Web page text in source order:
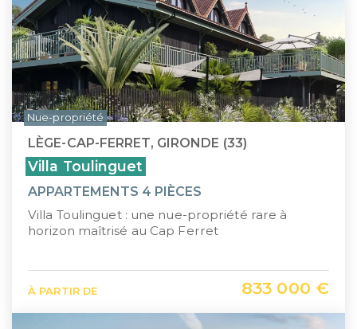
LÈGE-CAP-FERRET, GIRONDE (33)
Villa Toulinguet
APPARTEMENTS 4 PIÈCES
Villa Toulinguet : une nue-propriété rare à
horizon maîtrisé au Cap Ferret
À PARTIR DE 833 000 €
Nue-propriété